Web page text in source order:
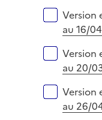
Version
au 16/
Version
au 20/
Version
au 26/